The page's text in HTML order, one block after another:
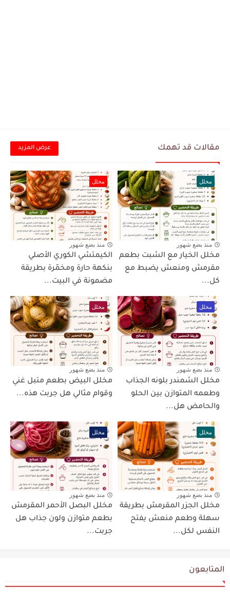
مقالات قد تهمك عرض المزيد
مخلل
منذ بضع شهور
مخلل الخيار مع الشبت بطعم
مقرمش ومنعش يضبط مع
كل...
مخلل
منذ بضع شهور
الكيمتشي الكوري الأصلي
بنكهة حارة ومخمّرة بطريقة
مضمونة في البيت...
مخلل
منذ بضع شهور
مخلل الشمندر بلونه الجذاب
وطعمه المتوازن بين الحلو
والحامض هل...
مخلل
منذ بضع شهور
مخلل البيض بطعم متبل غني
وقوام مثالي هل جربت هذه...
مخلل
منذ بضع شهور
مخلل الجزر المقرمش بطريقة
سهلة وطعم منعش يفتح
النفس لكل...
مخلل
منذ بضع شهور
مخلل البصل الأحمر المقرمش
بطعم متوازن ولون جذاب هل
جربت...
المتابعون